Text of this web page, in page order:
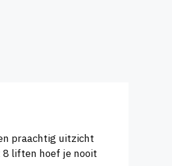
praachtig uitzicht
8 liften hoef je nooit